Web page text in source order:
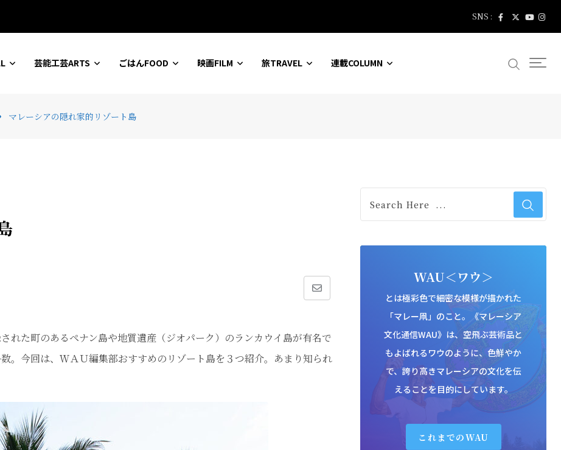
ョンセンター SNS :
芸能工芸ARTS ごはんFOOD 映画FILM 旅TRAVEL 連載COLUMN
マレーシアの隠れ家的リゾート島
Share
Email
れた町のあるペナン島や地質遺産（ジオパーク）のランカウイ島が有名で
。今回は、ＷＡＵ編集部おすすめのリゾート島を３つ紹介。あまり知られ
WAU＜ワウ＞
とは極彩色で細密な模様が描かれた
「マレー凧」のこと。《マレーシア
文化通信WAU》は、空飛ぶ芸術品と
もよばれるワウのように、色鮮やか
で、誇り高きマレーシアの文化を伝
えることを目的にしています。
これまでのWAU